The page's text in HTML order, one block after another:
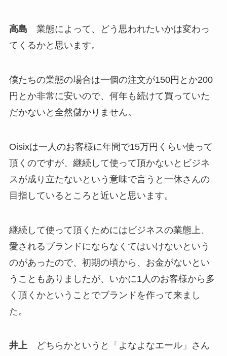
高島 業態によって、どう思われたいかは変わっ
てくるかと思います。
僕たちの業態の場合は一個の注文が150円とか200
円とか非常に安いので、何年も続けて買っていた
だかないと全然儲かりません。
Oisixは一人のお客様に年間で15万円くらい使って
頂くのですが、継続して使って頂かないとビジネ
スが成り立たないという意味で言うと一休さんの
目指しているところと近いと思います。
継続して使って頂くためにはビジネスの業態上、
愛されるブランドにならなくてはいけないという
のがあったので、初期の頃から、お金がないとい
うこともありましたが、いかに1人のお客様から多
く頂くかということでブランドを作って来まし
た。
井上どちらかというと「よなよなエール」さん